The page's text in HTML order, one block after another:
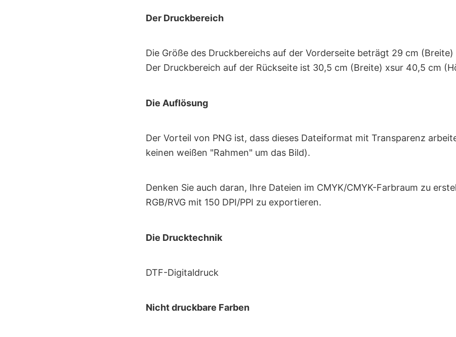
Der Druckbereich
Die Größe des Druckbereichs auf der Vorderseite beträgt 29 cm
Der Druckbereich auf der Rückseite ist 30,5 cm (Breite) xsur 40,5 cm
Die Auflösung
Der Vorteil von PNG ist, dass dieses Dateiformat mit Transparenz
keinen weißen "Rahmen" um das Bild).
Denken Sie auch daran, Ihre Dateien im CMYK/CMYK-Farbraum zu
RGB/RVG mit 150 DPI/PPI zu exportieren.
Die Drucktechnik
DTF-Digitaldruck
Nicht druckbare Farben